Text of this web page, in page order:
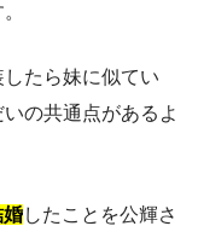
たら妹に似てい
の共通点があるよ
婚したことを公輝さ